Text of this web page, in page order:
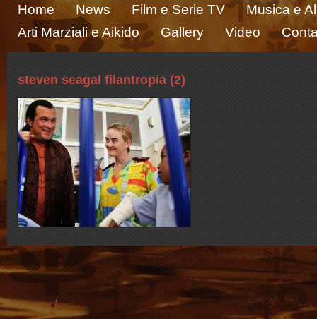
Home News Film e Serie TV
Musica e
Arti Marziali e Aikido
Gallery Video
steven seagal filantropia (2)